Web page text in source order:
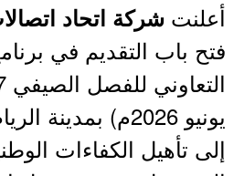
أعلنت شركة اتحاد
فتح باب التقديم في
يونيو 2026م)
إلى تأهيل الكفاءات